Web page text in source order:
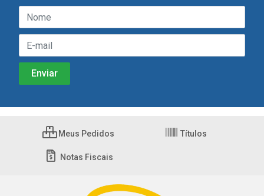
Meus Pedidos Títulos
Notas Fiscais